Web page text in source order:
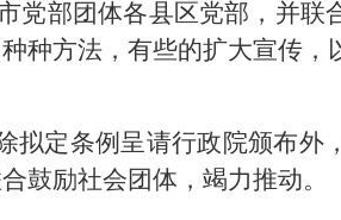
党部团体各县区党部，并联
种方法，有些的扩大宣传，
定条例呈请行政院颁布外
鼓励社会团体，竭力推动。